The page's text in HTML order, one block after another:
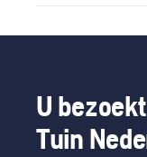
veel gebruikers
U
Tuin